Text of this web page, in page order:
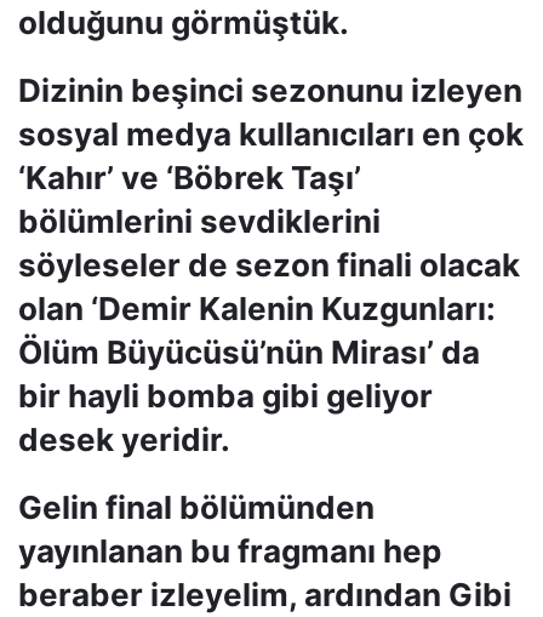
olduğunu görmüştük.
Dizinin beşinci sezonunu izleyen
sosyal medya kullanıcıları en çok
‘Kahır’ ve ‘Böbrek Taşı’
bölümlerini sevdiklerini
söyleseler de sezon finali olacak
olan ‘Demir Kalenin Kuzgunları:
Ölüm Büyücüsü’nün Mirası’ da
bir hayli bomba gibi geliyor
desek yeridir.
Gelin final bölümünden
yayınlanan bu fragmanı hep
beraber izleyelim, ardından Gibi